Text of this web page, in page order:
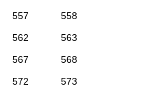
557
558
562
563
567
568
572
573